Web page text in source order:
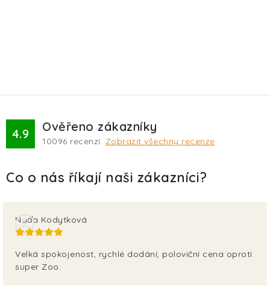
4.9 Ověřeno zákazníky
10096 recenzí. Zobrazit všechny recenze
Naďa Kodytková
Velká spokojenost, rychlé dodání, poloviční cena oproti
super Zoo.